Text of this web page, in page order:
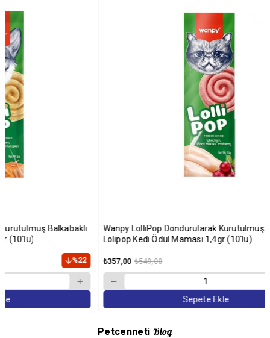
Wanpy LolliPop Dondurularak Kurutulmuş Kızılcıklı
Lolipop Kedi Ödül Maması 1,4gr (10'lu)
₺549,00
Petcenneti Blog